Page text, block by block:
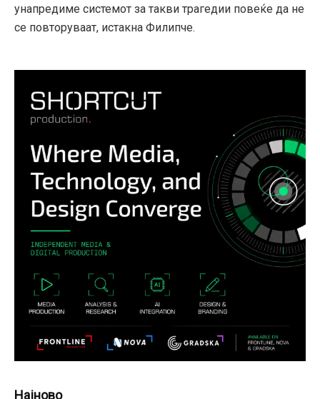
унапредиме системот за такви трагедии повеќе да не
се повторуваат, истакна Филипче.
Најново